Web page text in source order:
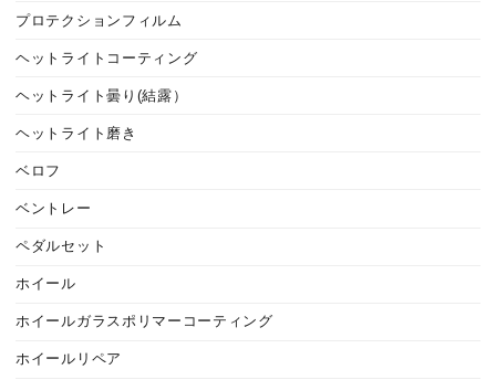
プロテクションフィルム
ヘットライトコーティング
ヘットライト曇り(結露）
ヘットライト磨き
ベロフ
ベントレー
ペダルセット
ホイール
ホイールガラスポリマーコーティング
ホイールリペア